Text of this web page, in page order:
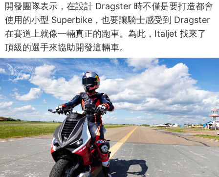
開發團隊表示，在設計 Dragster 時不僅是要打造都會
使用的小型 Superbike，也要讓騎士感受到 Dragster
在賽道上就像一輛真正的跑車。為此，Italjet 找來了
頂級的選手來協助開發這輛車。